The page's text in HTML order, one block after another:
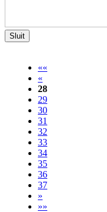
Sluit
««
«
28
29
30
31
32
33
34
35
36
37
»
»»